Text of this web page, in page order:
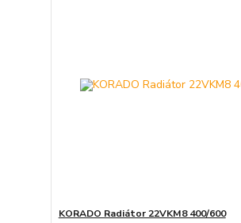
KORADO Radiátor 22VKM8 400/600